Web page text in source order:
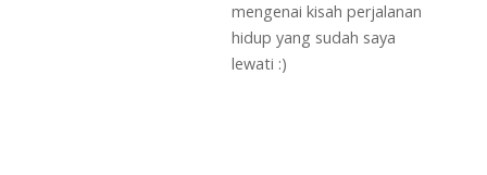
mengenai kisah perjalanan
hidup yang sudah saya
lewati :)